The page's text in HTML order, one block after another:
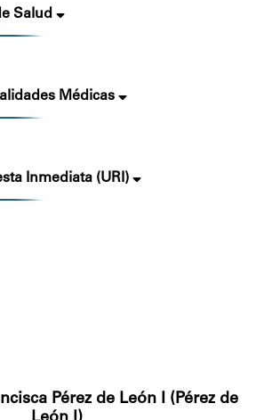
Salud
Médicas
Inmediata (URI)
Pérez de León I (Pérez de